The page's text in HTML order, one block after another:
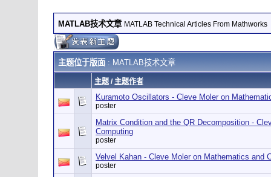
MATLAB技术文章 MATLAB Technical Articles From Mathworks
主题位于版面: MATLAB技术文章
主题/ 主题作者
Kuramoto Oscillators - Cleve Moler on
poster
Matrix Condition and the QR Decomposition -
Computing
poster
Velvel Kahan - Cleve Moler on Mathematics and
poster